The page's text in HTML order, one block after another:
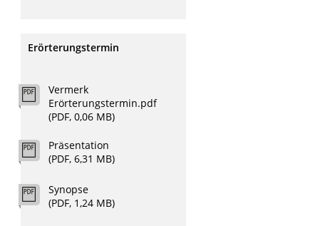
Erörterungstermin
Vermerk
Erörterungstermin.pdf
(PDF, 0,06 MB)
Präsentation
(PDF, 6,31 MB)
Synopse
(PDF, 1,24 MB)